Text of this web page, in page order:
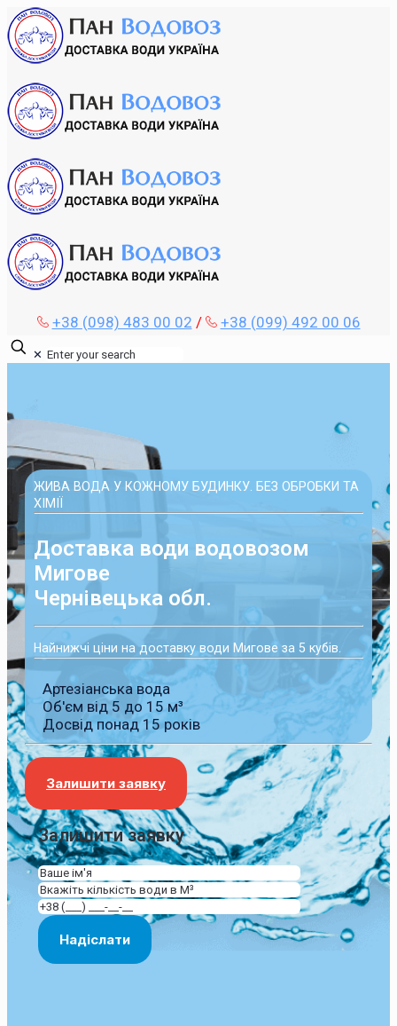
+38 (098) 483 00 02 / +38 (099) 492 00 06
✕
ЖИВА ВОДА У КОЖНОМУ БУДИНКУ. БЕЗ ОБРОБКИ ТА
ХІМІЇ
Доставка води водовозом
Мигове
Чернівецька обл.
Найнижчі ціни на доставку води Мигове за 5 кубів.
Артезіанська вода
Об'єм від 5 до 15 м³
Досвід понад 15 років
Залишити заявку
Залишити заявку